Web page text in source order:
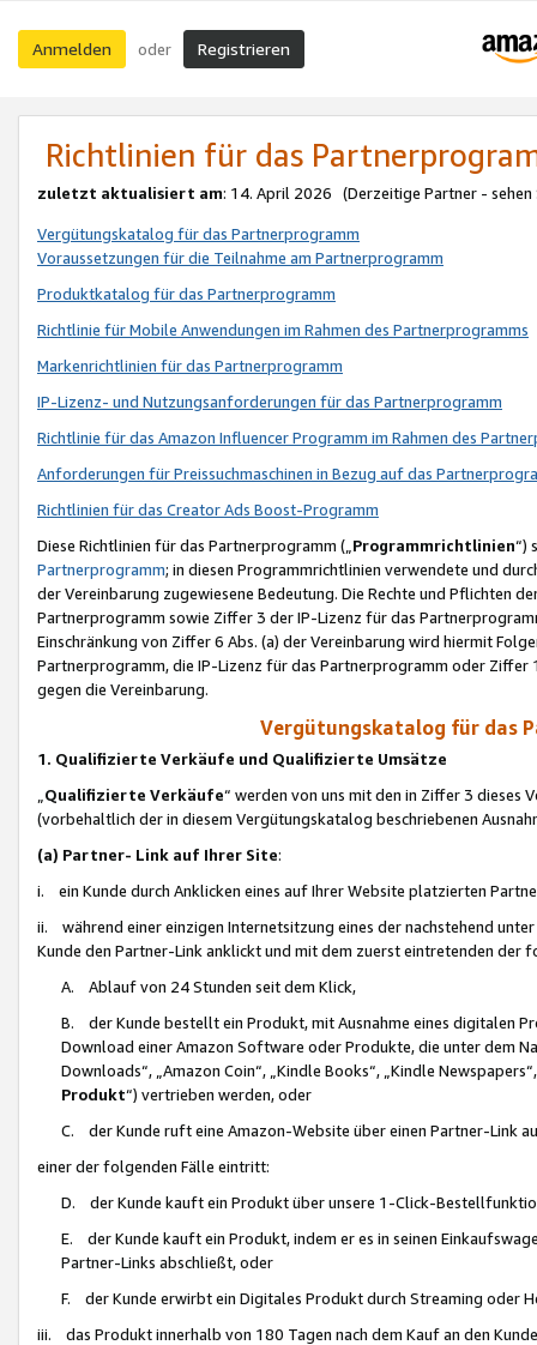
Anmelden oder Registrieren
Richtlinien für das
zuletzt aktualisiert am: 14. April 2026 (Derzeitige Partner - sehen
Vergütungskatalog für das Partnerprogramm
Voraussetzungen für die Teilnahme am Partnerprogramm
Produktkatalog für das Partnerprogramm
Richtlinie für Mobile Anwendungen im Rahmen des Partnerprogramms
Markenrichtlinien für das Partnerprogramm
IP-Lizenz- und Nutzungsanforderungen für das Partnerprogramm
Richtlinie für das Amazon Influencer Programm im Rahmen des
Anforderungen für Preissuchmaschinen in Bezug auf das
Richtlinien für das Creator Ads Boost-Programm
Diese Richtlinien für das Partnerprogramm („Programmrichtlinien“)
Partnerprogramm; in diesen Programmrichtlinien verwendete und
der Vereinbarung zugewiesene Bedeutung. Die Rechte und Pflichten
Partnerprogramm sowie Ziffer 3 der IP-Lizenz für das
Einschränkung von Ziffer 6 Abs. (a) der Vereinbarung wird hiermit
Partnerprogramm, die IP-Lizenz für das Partnerprogramm oder
gegen die Vereinbarung.
Vergütungskatalog für das
1. Qualifizierte Verkäufe und Qualifizierte Umsätze
Qualifizierte Verkäufe“ werden von uns mit den in Ziffer 3
(vorbehaltlich der in diesem Vergütungskatalog beschriebenen
(a) Partner- Link auf Ihrer Site:
i. ein Kunde durch Anklicken eines auf Ihrer Website platzierten
ii. während einer einzigen Internetsitzung eines der nachstehend
Kunde den Partner-Link anklickt und mit dem zuerst eintretenden der
A. Ablauf von 24 Stunden seit dem Klick,
B. der Kunde bestellt ein Produkt, mit Ausnahme eines digitalen
Download einer Amazon Software oder Produkte, die unter dem
Downloads“, „Amazon Coin“, „Kindle Books“, „Kindle
Produkt“) vertrieben werden, oder
C. der Kunde ruft eine Amazon-Website über einen Partner-Link
einer der folgenden Fälle eintritt:
D. der Kunde kauft ein Produkt über unsere 1-Click-
E. der Kunde kauft ein Produkt, indem er es in seinen
Partner-Links abschließt, oder
F. der Kunde erwirbt ein Digitales Produkt durch Streaming oder
iii. das Produkt innerhalb von 180 Tagen nach dem Kauf an den